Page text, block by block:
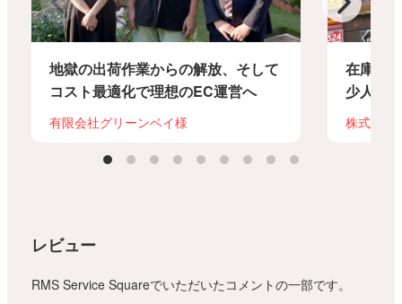
地獄の出荷作業からの解放、そして
コスト最適化で理想のEC運営へ
有限会社グリーンベイ様
在庫調
少人数
株式会社
レビュー
RMS Service Squareでいただいたコメントの一部です。